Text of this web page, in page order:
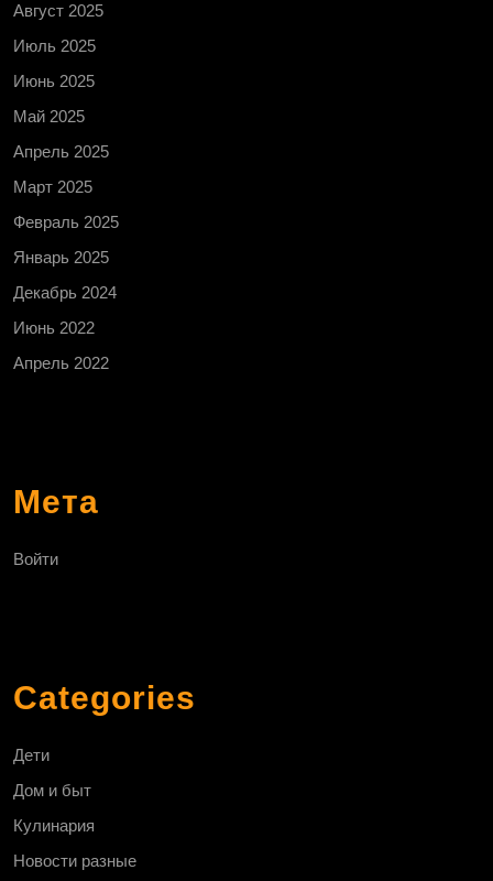
Август 2025
Июль 2025
Июнь 2025
Май 2025
Апрель 2025
Март 2025
Февраль 2025
Январь 2025
Декабрь 2024
Июнь 2022
Апрель 2022
Мета
Войти
Categories
Дети
Дом и быт
Кулинария
Новости разные